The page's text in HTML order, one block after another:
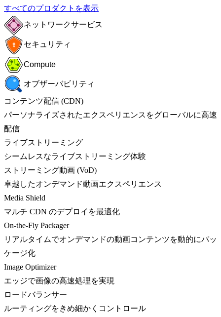
すべてのプロダクトを表示
ネットワークサービス
セキュリティ
Compute
オブザーバビリティ
コンテンツ配信 (CDN)
パーソナライズされたエクスペリエンスをグローバルに高速
配信
ライブストリーミング
シームレスなライブストリーミング体験
ストリーミング動画 (VoD)
卓越したオンデマンド動画エクスペリエンス
Media Shield
マルチ CDN のデプロイを最適化
On-the-Fly Packager
リアルタイムでオンデマンドの動画コンテンツを動的にパッ
ケージ化
Image Optimizer
エッジで画像の高速処理を実現
ロードバランサー
ルーティングをきめ細かくコントロール